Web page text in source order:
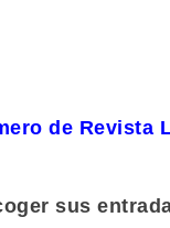
de Revista
sus